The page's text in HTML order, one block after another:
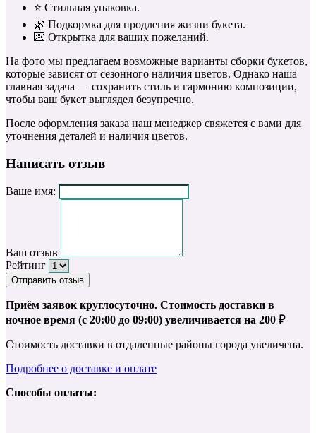
⭐️ Стильная упаковка.
🌿 Подкормка для продления жизни букета.
💌 Открытка для ваших пожеланий.
На фото мы предлагаем возможные варианты сборки букетов,
которые зависят от сезонного наличия цветов. Однако наша
главная задача — сохранить стиль и гармонию композиции,
чтобы ваш букет выглядел безупречно.
После оформления заказа наш менеджер свяжется с вами для
уточнения деталей и наличия цветов.
Написать отзыв
Ваше имя:
Ваш отзыв
Рейтинг
Отправить отзыв
Приём заявок круглосуточно. Стоимость доставки в
ночное время (с 20:00 до 09:00) увеличивается на 200 ₽
Стоимость доставки в отдаленные районы города увеличена.
Подробнее о доставке и оплате
Способы оплаты: